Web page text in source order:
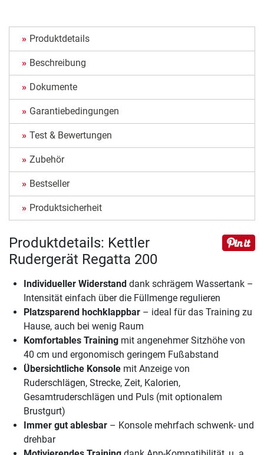
Produktdetails
Beschreibung
Dokumente
Garantiebedingungen
Test & Bewertungen
Zubehör
Bestseller
Produktsicherheit
Produktdetails: Kettler
Rudergerät Regatta 200
Individueller Widerstand dank schrägem Wassertank –
Intensität einfach über die Füllmenge regulieren
Platzsparend hochklappbar – ideal für das Training zu
Hause, auch bei wenig Raum
Komfortables Training mit angenehmer Sitzhöhe von
40 cm und ergonomisch geringem Fußabstand
Übersichtliche Konsole mit Anzeige von
Ruderschlägen, Strecke, Zeit, Kalorien,
Gesamtruderschlägen und Puls (mit optionalem
Brustgurt)
Immer gut ablesbar – Konsole mehrfach schwenk- und
drehbar